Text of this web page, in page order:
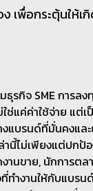
เพื่อกระตุ้นให้เ
ธุรกิจ SME การล
ช่แค่ค่าใช้จ่าย แต่
งแบรนด์ที่มั่นคงแล
นี้ไม่เพียงแต่ปกป้
านขาย, นักการตล
ที่ทำงานให้กับแบ